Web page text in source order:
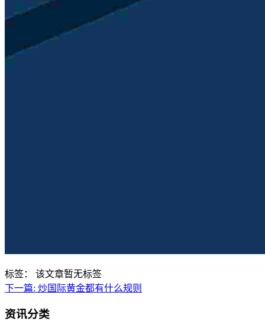
标签：
该文章暂无标签
下一篇: 炒国际黄金都有什么规则
资讯分类